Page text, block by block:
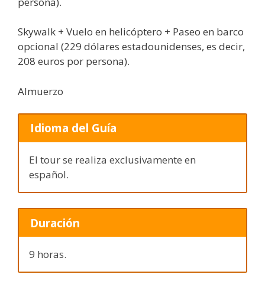
Skywalk + Vuelo en helicóptero + Paseo en barco
opcional (229 dólares estadounidenses, es decir,
208 euros por persona).
Almuerzo
Idioma del Guía
El tour se realiza exclusivamente en
español.
Duración
9 horas.